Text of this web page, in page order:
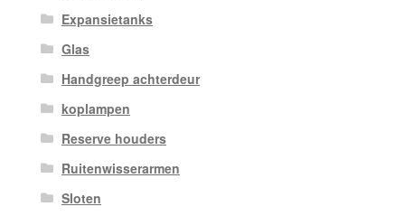
Expansietanks
Glas
Handgreep achterdeur
koplampen
Reserve houders
Ruitenwisserarmen
Sloten